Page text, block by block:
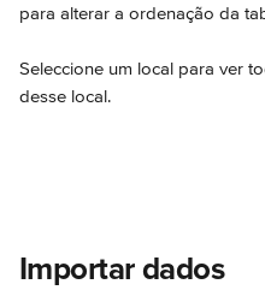
para alterar a ordenação da
Seleccione um local para ver
desse local.
Importar dados